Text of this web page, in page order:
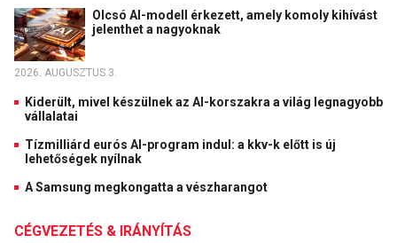
Olcsó AI-modell érkezett, amely komoly kihívást
jelenthet a nagyoknak
2026. AUGUSZTUS 3.
Kiderült, mivel készülnek az AI-korszakra a világ legnagyobb
vállalatai
Tízmilliárd eurós AI-program indul: a kkv-k előtt is új
lehetőségek nyílnak
A Samsung megkongatta a vészharangot
CÉGVEZETÉS & IRÁNYÍTÁS